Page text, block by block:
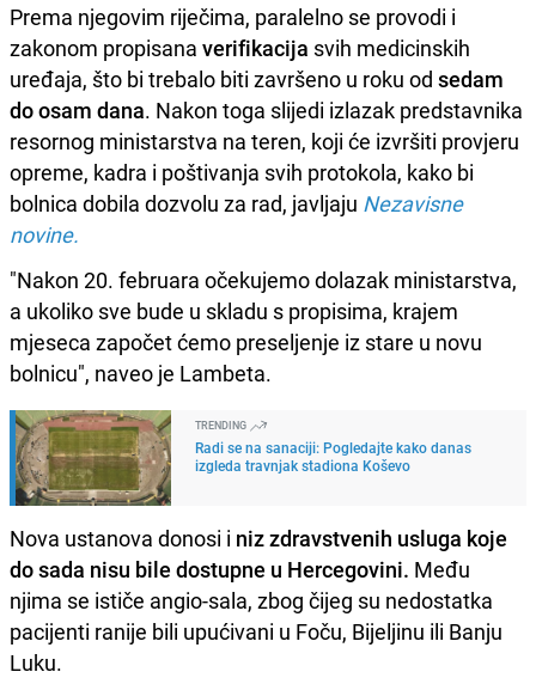
Prema njegovim riječima, paralelno se provodi i
zakonom propisana verifikacija svih medicinskih
uređaja, što bi trebalo biti završeno u roku od sedam
do osam dana. Nakon toga slijedi izlazak predstavnika
resornog ministarstva na teren, koji će izvršiti provjeru
opreme, kadra i poštivanja svih protokola, kako bi
bolnica dobila dozvolu za rad, javljaju Nezavisne
novine.
"Nakon 20. februara očekujemo dolazak ministarstva,
a ukoliko sve bude u skladu s propisima, krajem
mjeseca započet ćemo preseljenje iz stare u novu
bolnicu", naveo je Lambeta.
TRENDING
Radi se na sanaciji: Pogledajte kako danas
izgleda travnjak stadiona Koševo
Nova ustanova donosi i niz zdravstvenih usluga koje
do sada nisu bile dostupne u Hercegovini. Među
njima se ističe angio-sala, zbog čijeg su nedostatka
pacijenti ranije bili upućivani u Foču, Bijeljinu ili Banju
Luku.